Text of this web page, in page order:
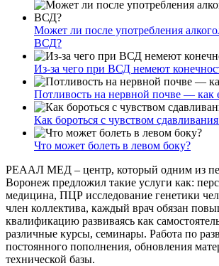
Может ли после употребления
ВСД?
Из-за чего при ВСД немеют
Потливость на нервной почве — как
Как бороться с чувством
Что может болеть в левом боку?
РЕААЛ МЕД – центр, который одним из
Воронеж предложил такие услуги как:
медицина, ПЦР исследование генетики
член коллектива, каждый врач обязан
квалификацию развиваясь как
различные курсы, семинары. Работа по
постоянного пополнения, обновления
технической базы.